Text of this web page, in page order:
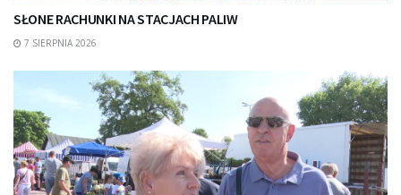
SŁONE RACHUNKI NA STACJACH PALIW
7 SIERPNIA 2026